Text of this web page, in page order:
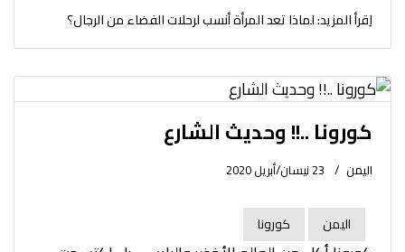
اِقرأ المزيد: لماذا تعد المرأة أنسب لرحلات الفضاء من الرجال؟
كورونا ..!! وحديث الشارع
اليمن 23 نيسان/أبريل 2020
اليمن كورونا